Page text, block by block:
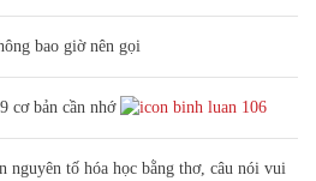
bao giờ nên gọi
cơ bản cần nhớ 106
nguyên tố hóa học bằng thơ, câu nói vui